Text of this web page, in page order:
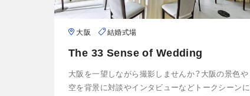
大阪 結婚式場
The 33 Sense of Wedding
大阪を一望しながら撮影しませんか？大阪の景色や
空を背景に対談やインタビューなどトークシーンに